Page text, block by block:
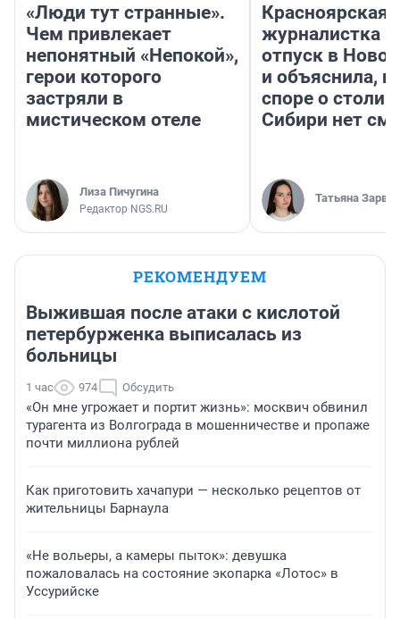
«Люди тут странные».
Чем привлекает
непонятный «Непокой»,
герои которого
застряли в
мистическом отеле
Лиза Пичугина
Редактор NGS.RU
Красноярская
журналистка
отпуск в
и объяснила,
споре о
Сибири нет
Татьяна Зарва
РЕКОМЕНДУЕМ
Выжившая после атаки с кислотой
петербурженка выписалась из
больницы
1 час 974 Обсудить
«Он мне угрожает и портит жизнь»: москвич обвинил
турагента из Волгограда в мошенничестве и пропаже
почти миллиона рублей
Как приготовить хачапури — несколько рецептов от
жительницы Барнаула
«Не вольеры, а камеры пыток»: девушка
пожаловалась на состояние экопарка «Лотос» в
Уссурийске